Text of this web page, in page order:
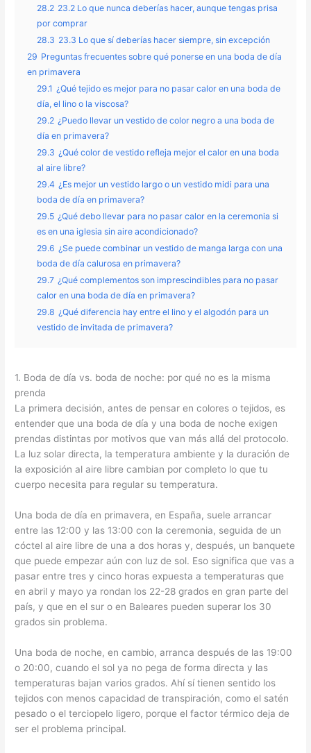
28.2 23.2 Lo que nunca deberías hacer, aunque tengas prisa
por comprar
28.3 23.3 Lo que sí deberías hacer siempre, sin excepción
29 Preguntas frecuentes sobre qué ponerse en una boda de día
en primavera
29.1 ¿Qué tejido es mejor para no pasar calor en una boda de
día, el lino o la viscosa?
29.2 ¿Puedo llevar un vestido de color negro a una boda de
día en primavera?
29.3 ¿Qué color de vestido refleja mejor el calor en una boda
al aire libre?
29.4 ¿Es mejor un vestido largo o un vestido midi para una
boda de día en primavera?
29.5 ¿Qué debo llevar para no pasar calor en la ceremonia si
es en una iglesia sin aire acondicionado?
29.6 ¿Se puede combinar un vestido de manga larga con una
boda de día calurosa en primavera?
29.7 ¿Qué complementos son imprescindibles para no pasar
calor en una boda de día en primavera?
29.8 ¿Qué diferencia hay entre el lino y el algodón para un
vestido de invitada de primavera?
1. Boda de día vs. boda de noche: por qué no es la misma
prenda
La primera decisión, antes de pensar en colores o tejidos, es
entender que una boda de día y una boda de noche exigen
prendas distintas por motivos que van más allá del protocolo.
La luz solar directa, la temperatura ambiente y la duración de
la exposición al aire libre cambian por completo lo que tu
cuerpo necesita para regular su temperatura.
Una boda de día en primavera, en España, suele arrancar
entre las 12:00 y las 13:00 con la ceremonia, seguida de un
cóctel al aire libre de una a dos horas y, después, un banquete
que puede empezar aún con luz de sol. Eso significa que vas a
pasar entre tres y cinco horas expuesta a temperaturas que
en abril y mayo ya rondan los 22-28 grados en gran parte del
país, y que en el sur o en Baleares pueden superar los 30
grados sin problema.
Una boda de noche, en cambio, arranca después de las 19:00
o 20:00, cuando el sol ya no pega de forma directa y las
temperaturas bajan varios grados. Ahí sí tienen sentido los
tejidos con menos capacidad de transpiración, como el satén
pesado o el terciopelo ligero, porque el factor térmico deja de
ser el problema principal.